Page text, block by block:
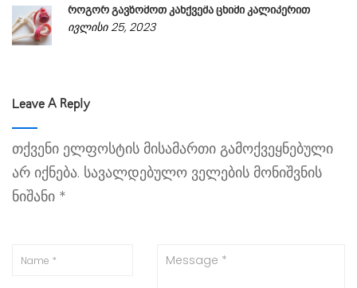
როგორ გავზომოთ კანქვეშა ცხიმი კალიპერით
ივლისი 25, 2023
Leave A Reply
თქვენი ელფოსტის მისამართი გამოქვეყნებული
არ იქნება. სავალდებულო ველების მონიშვნის
ნიშანი *